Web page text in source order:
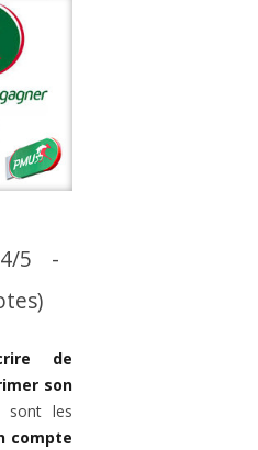
5 -
de
son
sont les
compte